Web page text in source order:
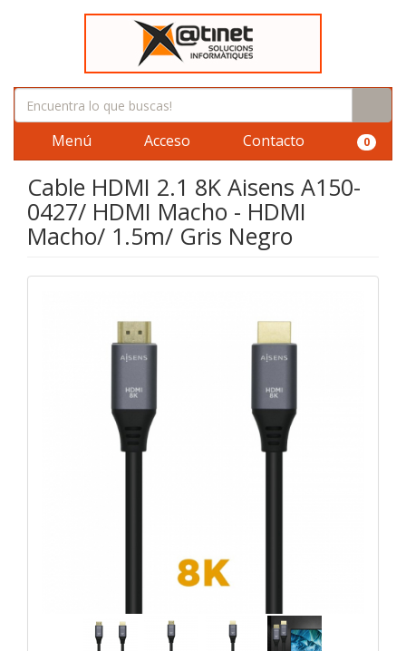
Menú Acceso Contacto 0
Cable HDMI 2.1 8K Aisens A150-
0427/ HDMI Macho - HDMI
Macho/ 1.5m/ Gris Negro